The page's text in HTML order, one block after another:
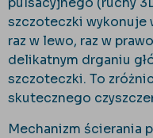
szczoteczki wykonuje
raz w lewo, raz w
delikatnym drganiu
szczoteczki. To
skutecznego
Mechanizm ścierania